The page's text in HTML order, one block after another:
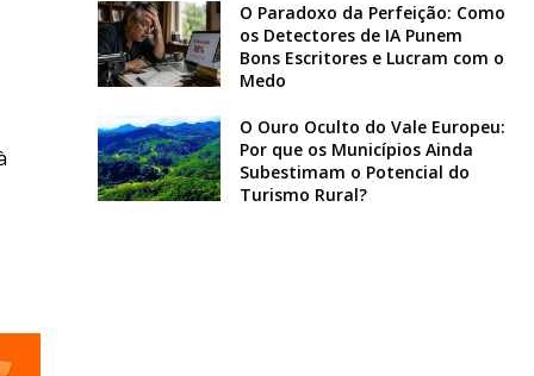
O Paradoxo da Perfeição: Como
os Detectores de IA Punem
Bons Escritores e Lucram com o
Medo
O Ouro Oculto do Vale Europeu:
Por que os Municípios Ainda
Subestimam o Potencial do
Turismo Rural?